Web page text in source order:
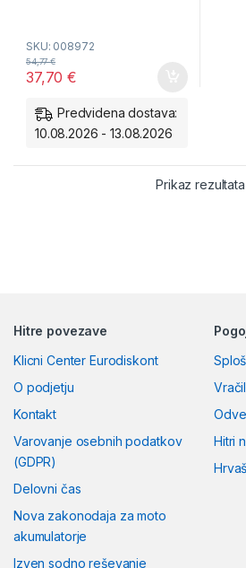
Uporaba:
manjše kopalniške zanke
Zanesljivost:
delovanje in zaščita pred
Izključno za
SKU: 008972
37,70€
54,77€
Predvidena dostava:
10.08.2026 - 13.08.2026
Prikaz rezultata
Hitre povezave
Klicni Center Eurodiskont
O podjetju
Kontakt
Varovanje osebnih podatkov
(GDPR)
Delovni čas
Nova zakonodaja za moto
akumulatorje
Izven sodno reševanje
Hitri